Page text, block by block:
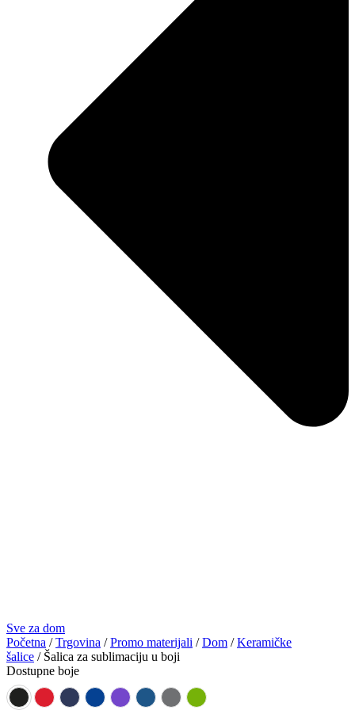
Sve za dom
Početna /Trgovina /Promo materijali /Dom /Keramičke
šalice / Šalica za sublimaciju u boji
Dostupne boje